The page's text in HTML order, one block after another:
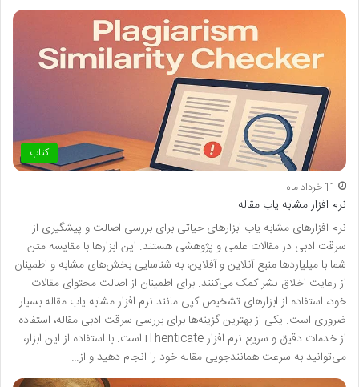
کتاب
11 خرداد ماه
نرم افزار مشابه یاب مقاله
نرم افزارهای مشابه یاب ابزارهای حیاتی برای بررسی اصالت و پیشگیری از
سرقت ادبی در مقالات علمی و پژوهشی هستند. این ابزارها با مقایسه متن
شما با میلیاردها منبع آنلاین و آفلاین، به شناسایی بخش‌های مشابه و اطمینان
از رعایت اخلاق نشر کمک می‌کنند. برای اطمینان از اصالت محتوای مقالات
خود، استفاده از ابزارهای تشخیص کپی مانند نرم افزار مشابه یاب مقاله بسیار
ضروری است. یکی از بهترین گزینه‌ها برای بررسی سرقت ادبی مقاله، استفاده
از خدمات دقیق و سریع نرم افزار iThenticate است. با استفاده از این ابزار،
می‌توانید به سرعت همانندجویی مقاله خود را انجام دهید و از…